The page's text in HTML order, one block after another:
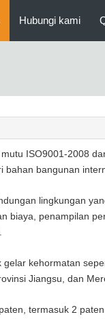
Hubungi kami
ISO9001-2008
bangunan
lingkungan
biaya, penampilan
kehormatan
Jiangsu, dan
termasuk 2